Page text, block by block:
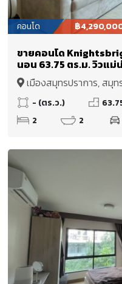
คอนโด ฿
ขายคอนโด
นอน 63.75 ตร.ม. วิวแม่
เมืองสมุทรปราการ, สมุท
- (ตร.ว.)
2
2